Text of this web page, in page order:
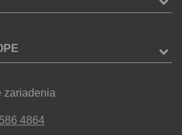
zariadenia
4864